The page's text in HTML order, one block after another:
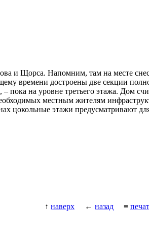
и Щорса. Напомним, там на месте
времени достроены две секции
пока на уровне третьего этажа. Дом
местным жителям
цокольные этажи предусматривают
↑ наверх ← назад ≡